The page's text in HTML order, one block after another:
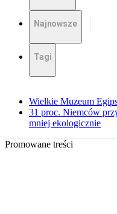
Najnowsze
Tagi
Wielkie Muzeum
31 proc. Niemców
mniej ekologicznie
Promowane treści